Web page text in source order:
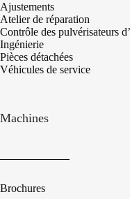
Ajustements
Atelier de réparation
Contrôle des pulvérisateurs
Ingénierie
Pièces détachées
Véhicules de service
Machines
Brochures